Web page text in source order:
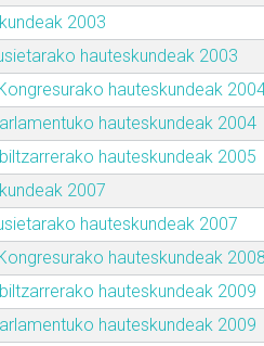
2003
hauteskundeak 2003
hauteskundeak
hauteskundeak 2004
hauteskundeak 2005
2007
hauteskundeak 2007
hauteskundeak 2008
hauteskundeak 2009
hauteskundeak 2009